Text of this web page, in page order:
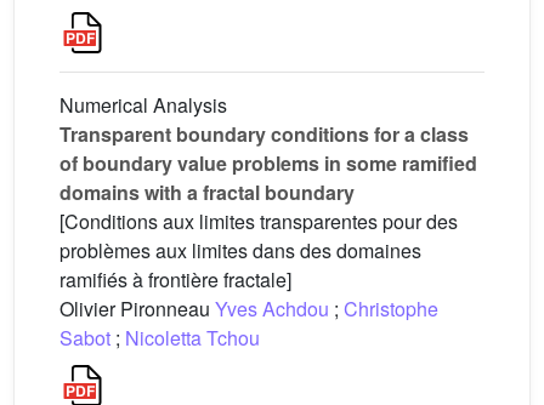
Numerical Analysis
Transparent boundary conditions for a class
of boundary value problems in some ramified
domains with a fractal boundary
[Conditions aux limites transparentes pour des
problèmes aux limites dans des domaines
ramifiés à frontière fractale]
Olivier Pironneau Yves Achdou ; Christophe
Sabot ; Nicoletta Tchou